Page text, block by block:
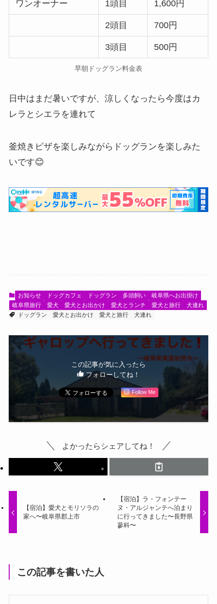
ワンオーナー 1頭目 1,600円
2頭目 700円
3頭目 500円
早朝ドッグラン料金表
日中はまだ暑いですが、涼しくなったら今度はカ
レラとシエラを連れて
釜焼きピザを楽しみながらドッグランを楽しみた
いです😊
お知らせ ドッグカフェ ドッグラン 多頭飼い
岐阜県へお出掛け
岐阜県旅行
愛犬 愛犬とお出かけ 愛犬とランチ 愛犬と旅行
犬連れ
ドッグラン
愛犬とお出かけ 愛犬と旅行 犬連れ
この記事が気に入ったら
フォローしてね！
Follow Me
よかったらシェアしてね！
【宿泊】愛犬とモリソラの
家へ〜岐阜県郡上市
【宿泊】ラ・フォンテー
ヌ・アルジャンテへ泊まり
に行ってきました〜長野県
蓼科〜
この記事を書いた人